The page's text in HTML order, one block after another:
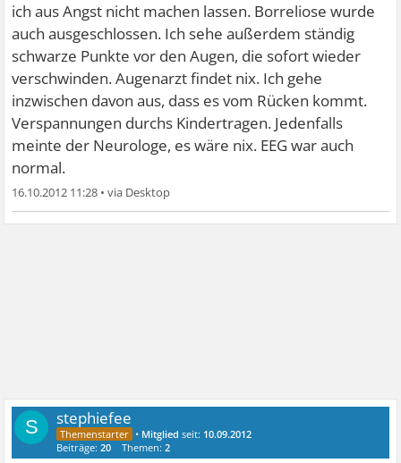
ich aus Angst nicht machen lassen. Borreliose wurde
auch ausgeschlossen. Ich sehe außerdem ständig
schwarze Punkte vor den Augen, die sofort wieder
verschwinden. Augenarzt findet nix. Ich gehe
inzwischen davon aus, dass es vom Rücken kommt.
Verspannungen durchs Kindertragen. Jedenfalls
meinte der Neurologe, es wäre nix. EEG war auch
normal.
16.10.2012 11:28 •
S stephiefee
• Mitglied seit: 10.09.2012
Beiträge:20 Themen:2